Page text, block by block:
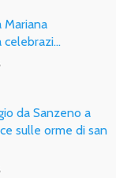
Mariana
celebrazi…
da Sanzeno a
sulle orme di san